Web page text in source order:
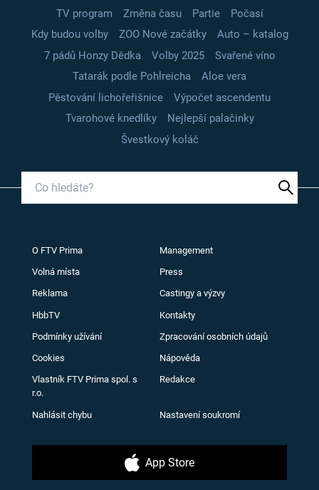
TV program
Změna času Partie
Počasí
Kdy budou volby
ZOO Nové začátky
Auto – katalog
7 pádů Honzy Dědka
Volby 2025
Svařené víno
Tatarák podle Pohlreicha
Aloe vera
Pěstování lichořeřišnice
Výpočet ascendentu
Tvarohové knedlíky
Nejlepší palačinky
Švestkový koláč
O FTV Prima Management
Volná místa Press
Reklama Castingy a výzvy
HbbTV Kontakty
Podmínky užívání Zpracování osobních údajů
Cookies Nápověda
Vlastník FTV Prima spol. s
r.o.
Redakce
Nahlásit chybu Nastavení soukromí
App Store